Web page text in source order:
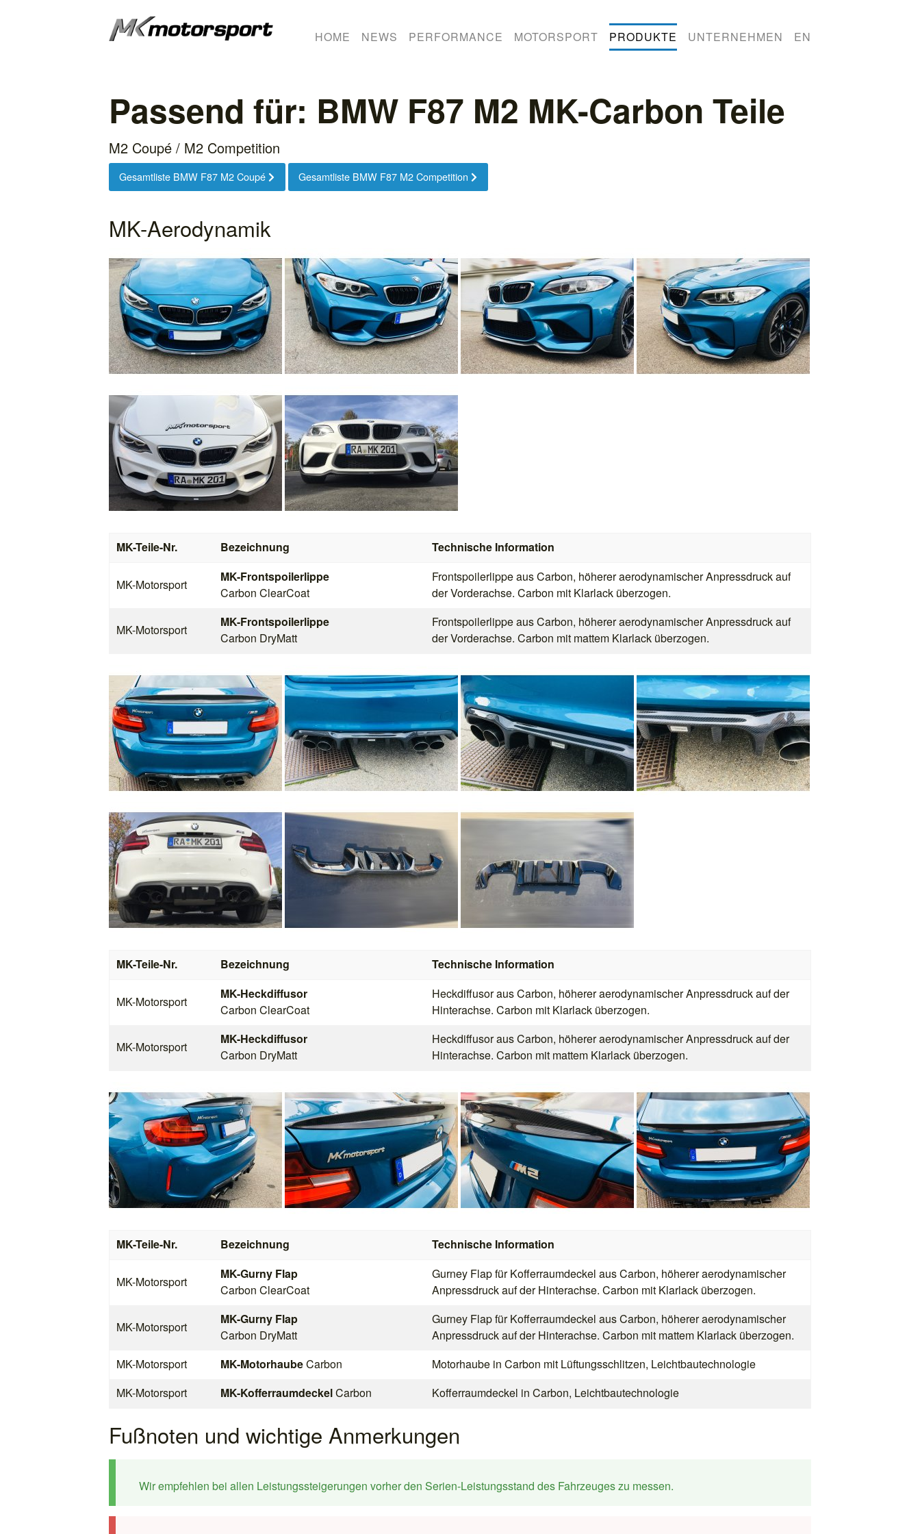
HOME NEWS PERFORMANCE MOTORSPORT PRODUKTE UNTERNEHMEN EN
Passend für: BMW F87 M2 MK-Carbon Teile
M2 Coupé / M2 Competition
Gesamtliste BMW F87 M2 Coupé Gesamtliste BMW F87 M2 Competition
MK-Aerodynamik
MK-Teile-Nr. Bezeichnung Technische Information
MK-Motorsport
MK-Frontspoilerlippe
Carbon ClearCoat
Frontspoilerlippe aus Carbon, höherer aerodynamischer Anpressdruck auf
der Vorderachse. Carbon mit Klarlack überzogen.
MK-Motorsport
MK-Frontspoilerlippe
Carbon DryMatt
Frontspoilerlippe aus Carbon, höherer aerodynamischer Anpressdruck auf
der Vorderachse. Carbon mit mattem Klarlack überzogen.
MK-Teile-Nr. Bezeichnung Technische Information
MK-Motorsport
MK-Heckdiffusor
Carbon ClearCoat
Heckdiffusor aus Carbon, höherer aerodynamischer Anpressdruck auf der
Hinterachse. Carbon mit Klarlack überzogen.
MK-Motorsport
MK-Heckdiffusor
Carbon DryMatt
Heckdiffusor aus Carbon, höherer aerodynamischer Anpressdruck auf der
Hinterachse. Carbon mit mattem Klarlack überzogen.
MK-Teile-Nr. Bezeichnung Technische Information
MK-Motorsport
MK-Gurny Flap
Carbon ClearCoat
Gurney Flap für Kofferraumdeckel aus Carbon, höherer aerodynamischer
Anpressdruck auf der Hinterachse. Carbon mit Klarlack überzogen.
MK-Motorsport
MK-Gurny Flap
Carbon DryMatt
Gurney Flap für Kofferraumdeckel aus Carbon, höherer aerodynamischer
Anpressdruck auf der Hinterachse. Carbon mit mattem Klarlack überzogen.
MK-Motorsport
MK-MotorhaubeCarbon
Motorhaube in Carbon mit Lüftungsschlitzen, Leichtbautechnologie
MK-Motorsport
MK-KofferraumdeckelCarbon Kofferraumdeckel in Carbon, Leichtbautechnologie
Fußnoten und wichtige Anmerkungen
Wir empfehlen bei allen Leistungssteigerungen vorher den Serien-Leistungsstand des Fahrzeuges zu messen.